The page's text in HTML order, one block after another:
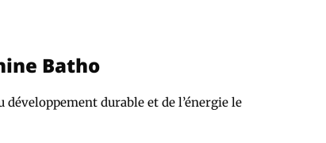
Batho
durable et de l’énergie le